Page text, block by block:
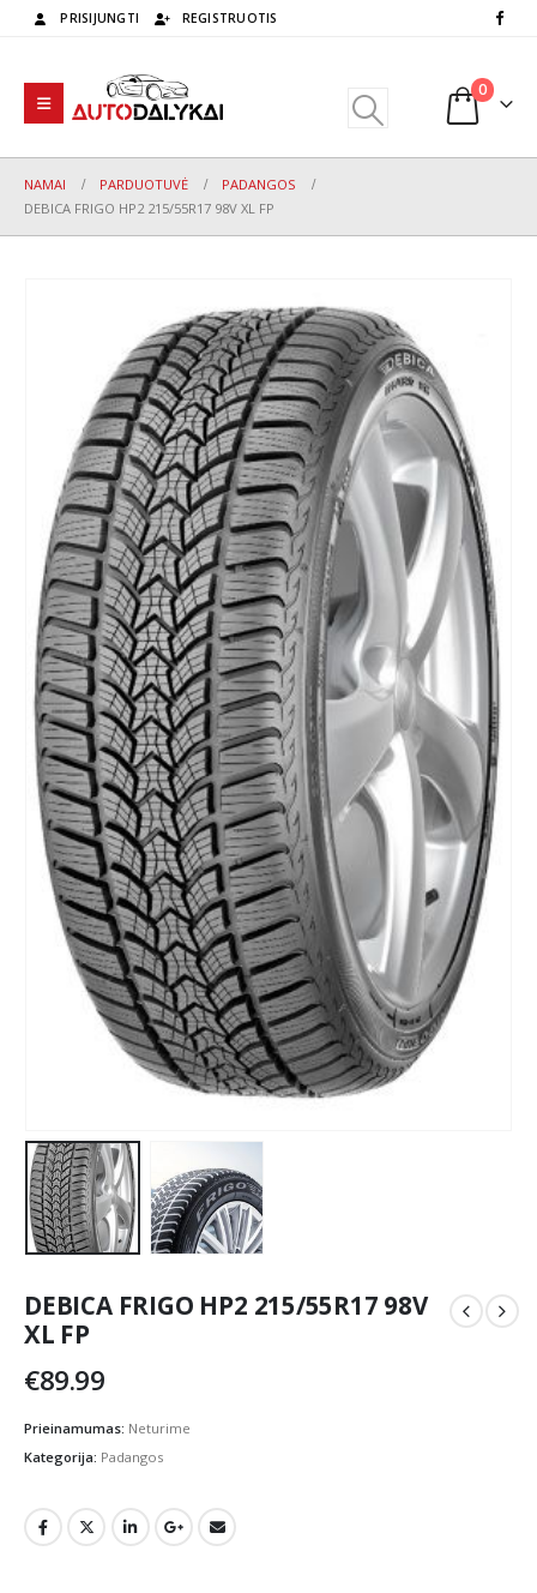
PRISIJUNGTI REGISTRUOTIS
0
NAMAI PARDUOTUVĖ
PADANGOS
DEBICA FRIGO HP2 215/55R17 98V XL FP
DEBICA FRIGO HP2 215/55R17 98V
XL FP
€89.99
Prieinamumas: Neturime
Kategorija: Padangos